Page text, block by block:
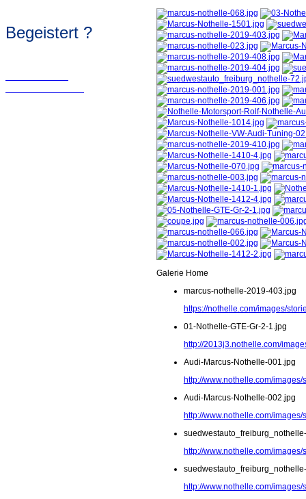
Galerie Home
marcus-nothelle-2019-403.jpg
https://nothelle.com/images/
01-Nothelle-GTE-Gr-2-1.jpg
http://2013j3.nothelle.com/
Audi-Marcus-Nothelle-001.jpg
http://www.nothelle.com/
Audi-Marcus-Nothelle-002.jpg
http://www.nothelle.com/
http://www.nothelle.com/
http://www.nothelle.com/
Begeistert ?